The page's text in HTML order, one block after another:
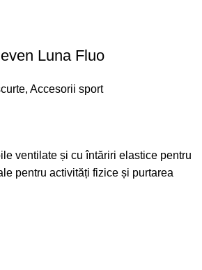
Luna Fluo
, Accesorii sport
ventilate și cu întăriri elastice pentru
pentru activități fizice și purtarea